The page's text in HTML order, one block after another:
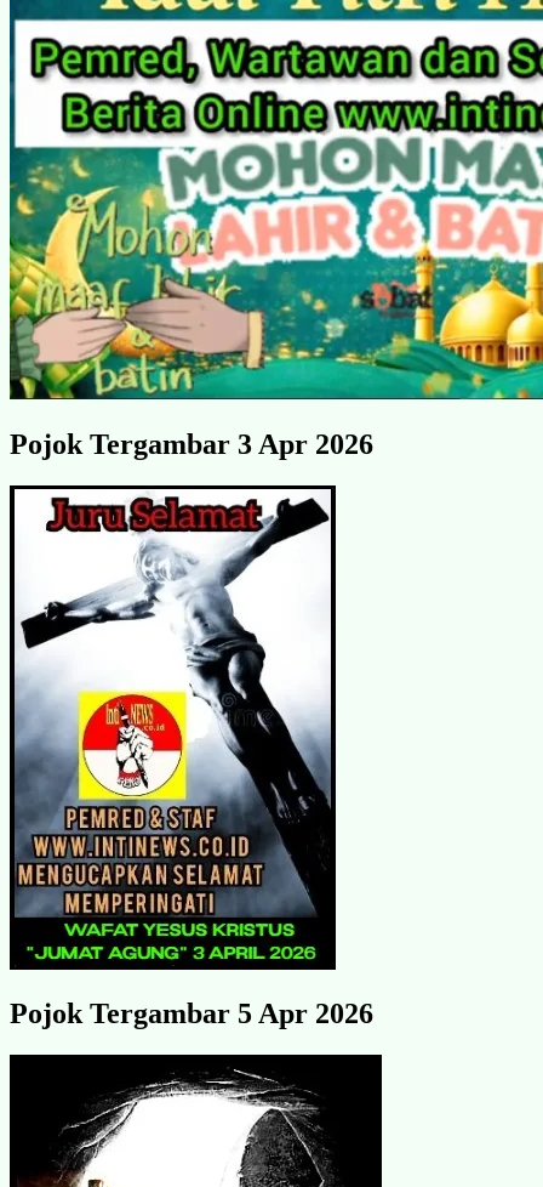
Pojok Tergambar 3 Apr 2026
Pojok Tergambar 5 Apr 2026